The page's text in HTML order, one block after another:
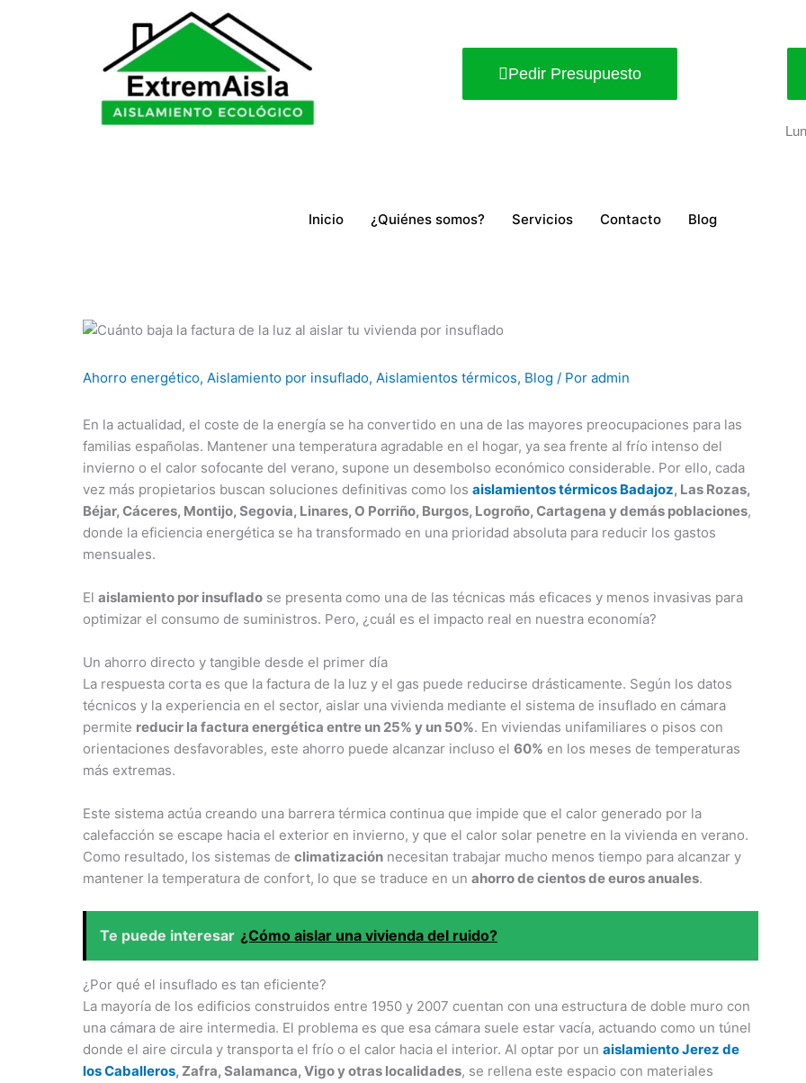
Pedir Presupuesto
Inicio ¿Quiénes somos? Servicios Contacto Blog
Ahorro energético, Aislamiento por insuflado, Aislamientos térmicos, Blog / Por admin
En la actualidad, el coste de la energía se ha convertido en una de las mayores preocupaciones para las
familias españolas. Mantener una temperatura agradable en el hogar, ya sea frente al frío intenso del
invierno o el calor sofocante del verano, supone un desembolso económico considerable. Por ello, cada
vez más propietarios buscan soluciones definitivas como los aislamientos térmicos Badajoz, Las Rozas,
Béjar, Cáceres, Montijo, Segovia, Linares, O Porriño, Burgos, Logroño, Cartagena y demás poblaciones,
donde la eficiencia energética se ha transformado en una prioridad absoluta para reducir los gastos
mensuales.
El aislamiento por insuflado se presenta como una de las técnicas más eficaces y menos invasivas para
optimizar el consumo de suministros. Pero, ¿cuál es el impacto real en nuestra economía?
Un ahorro directo y tangible desde el primer día
La respuesta corta es que la factura de la luz y el gas puede reducirse drásticamente. Según los datos
técnicos y la experiencia en el sector, aislar una vivienda mediante el sistema de insuflado en cámara
permite reducir la factura energética entre un 25% y un 50%. En viviendas unifamiliares o pisos con
orientaciones desfavorables, este ahorro puede alcanzar incluso el 60% en los meses de temperaturas
más extremas.
Este sistema actúa creando una barrera térmica continua que impide que el calor generado por la
calefacción se escape hacia el exterior en invierno, y que el calor solar penetre en la vivienda en verano.
Como resultado, los sistemas de climatización necesitan trabajar mucho menos tiempo para alcanzar y
mantener la temperatura de confort, lo que se traduce en un ahorro de cientos de euros anuales.
Te puede interesar ¿Cómo aislar una vivienda del ruido?
¿Por qué el insuflado es tan eficiente?
La mayoría de los edificios construidos entre 1950 y 2007 cuentan con una estructura de doble muro con
una cámara de aire intermedia. El problema es que esa cámara suele estar vacía, actuando como un túnel
donde el aire circula y transporta el frío o el calor hacia el interior. Al optar por un aislamiento Jerez de
los Caballeros, Zafra, Salamanca, Vigo y otras localidades, se rellena este espacio con materiales